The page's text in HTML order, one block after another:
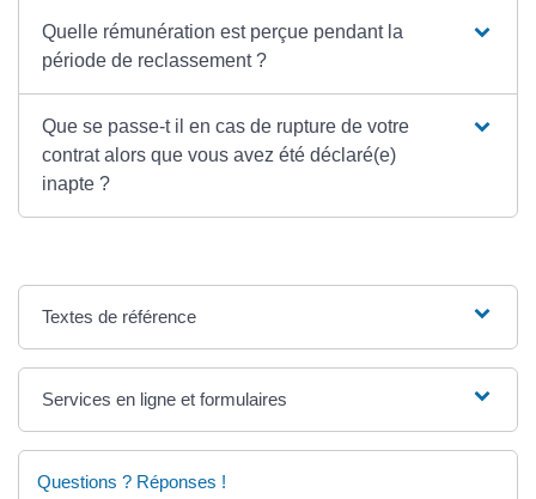
Quelle rémunération est perçue pendant la
période de reclassement ?
Que se passe-t il en cas de rupture de votre
contrat alors que vous avez été déclaré(e)
inapte ?
Textes de référence
Services en ligne et formulaires
Questions ? Réponses !